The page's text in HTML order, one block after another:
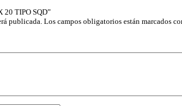
20 TIPO SQD”
publicada. Los campos obligatorios están marcados